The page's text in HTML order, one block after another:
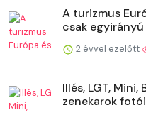
A turizmus
csak egyirányú
2 évvel ezelőtt
Illés, LGT,
zenekarok